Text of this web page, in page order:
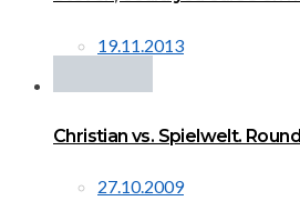
19.11.2013
Christian vs. Spielwelt.
27.10.2009